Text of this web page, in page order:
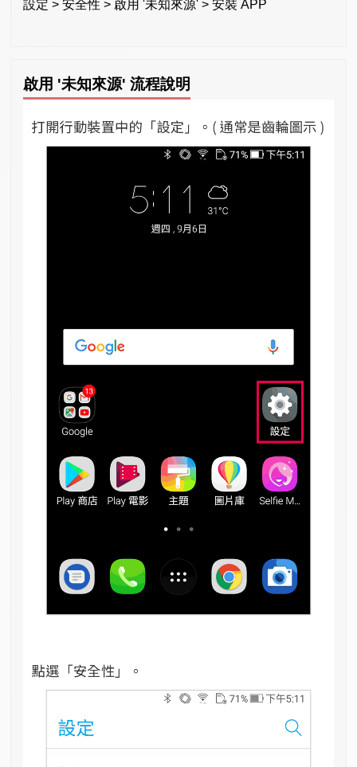
設定 > 安全性 > 啟用 '未知來源' > 安裝 APP
啟用 '未知來源' 流程說明